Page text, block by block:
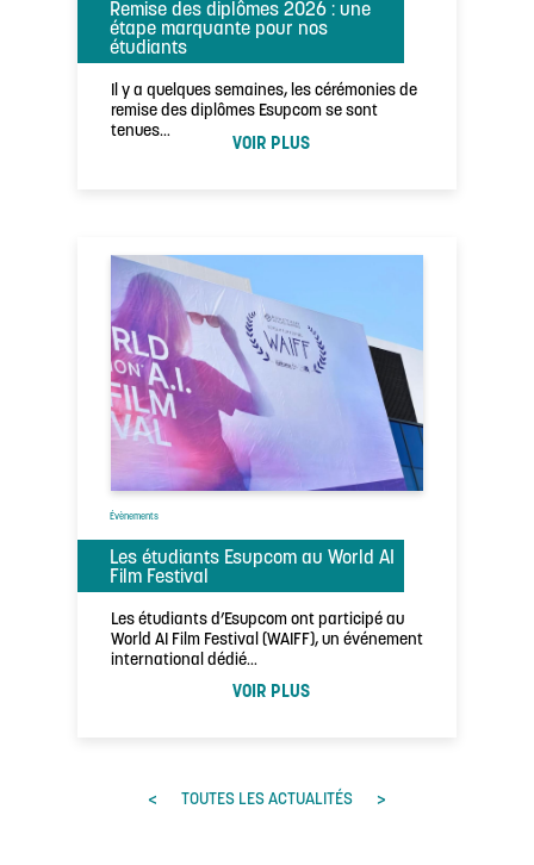
Remise des diplômes 2026 : une
étape marquante pour nos
étudiants
Il y a quelques semaines, les cérémonies de
remise des diplômes Esupcom se sont
tenues…
VOIR PLUS
Évènements
Les étudiants Esupcom au World AI
Film Festival
Les étudiants d’Esupcom ont participé au
World AI Film Festival (WAIFF), un événement
international dédié…
VOIR PLUS
< TOUTES LES ACTUALITÉS >